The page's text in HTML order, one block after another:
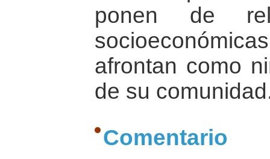
ponen de
afrontan como
de su
Comentario